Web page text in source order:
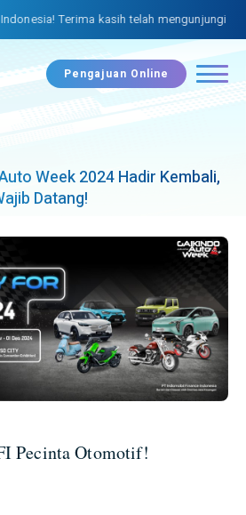
Terima kasih telah mengunjungi
Pengajuan Online
Week 2024 Hadir Kembali,
Datang!
Pecinta Otomotif!